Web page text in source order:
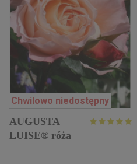
Chwilowo niedostępny
AUGUSTA
LUISE® róża